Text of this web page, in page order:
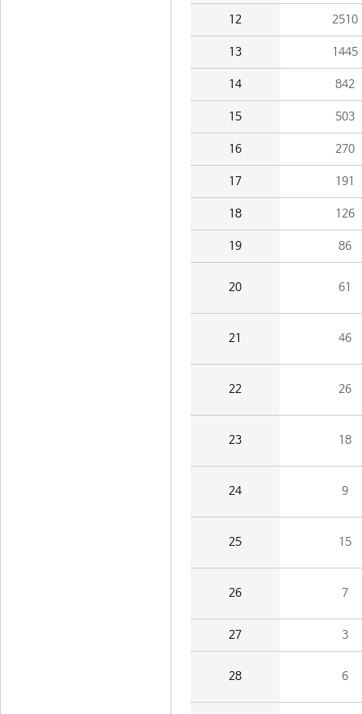
12 2510
13 1445
14 842
15 503
16 270
17 191
18 126
19 86
20 61
21 46
22 26
23 18
24 9
25 15
26 7
27 3
28 6